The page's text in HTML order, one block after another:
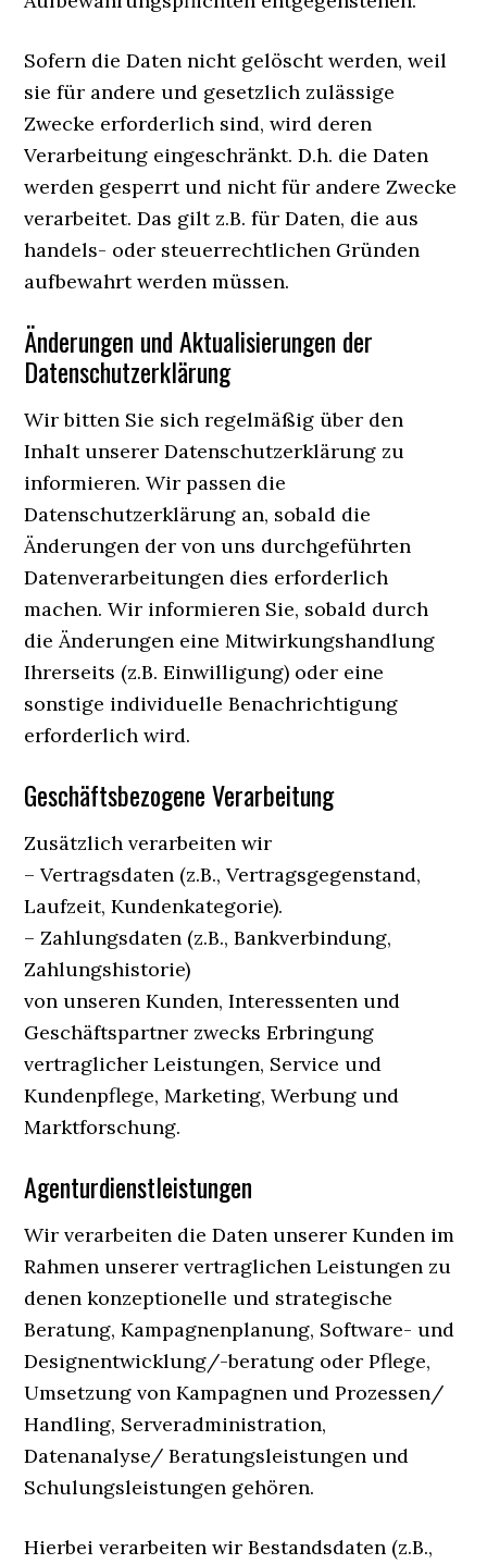
Sofern die Daten nicht gelöscht werden, weil
sie für andere und gesetzlich zulässige
Zwecke erforderlich sind, wird deren
Verarbeitung eingeschränkt. D.h. die Daten
werden gesperrt und nicht für andere Zwecke
verarbeitet. Das gilt z.B. für Daten, die aus
handels- oder steuerrechtlichen Gründen
aufbewahrt werden müssen.
Änderungen und Aktualisierungen der
Datenschutzerklärung
Wir bitten Sie sich regelmäßig über den
Inhalt unserer Datenschutzerklärung zu
informieren. Wir passen die
Datenschutzerklärung an, sobald die
Änderungen der von uns durchgeführten
Datenverarbeitungen dies erforderlich
machen. Wir informieren Sie, sobald durch
die Änderungen eine Mitwirkungshandlung
Ihrerseits (z.B. Einwilligung) oder eine
sonstige individuelle Benachrichtigung
erforderlich wird.
Geschäftsbezogene Verarbeitung
Zusätzlich verarbeiten wir
– Vertragsdaten (z.B., Vertragsgegenstand,
Laufzeit, Kundenkategorie).
– Zahlungsdaten (z.B., Bankverbindung,
Zahlungshistorie)
von unseren Kunden, Interessenten und
Geschäftspartner zwecks Erbringung
vertraglicher Leistungen, Service und
Kundenpflege, Marketing, Werbung und
Marktforschung.
Agenturdienstleistungen
Wir verarbeiten die Daten unserer Kunden im
Rahmen unserer vertraglichen Leistungen zu
denen konzeptionelle und strategische
Beratung, Kampagnenplanung, Software- und
Designentwicklung/-beratung oder Pflege,
Umsetzung von Kampagnen und Prozessen/
Handling, Serveradministration,
Datenanalyse/ Beratungsleistungen und
Schulungsleistungen gehören.
Hierbei verarbeiten wir Bestandsdaten (z.B.,